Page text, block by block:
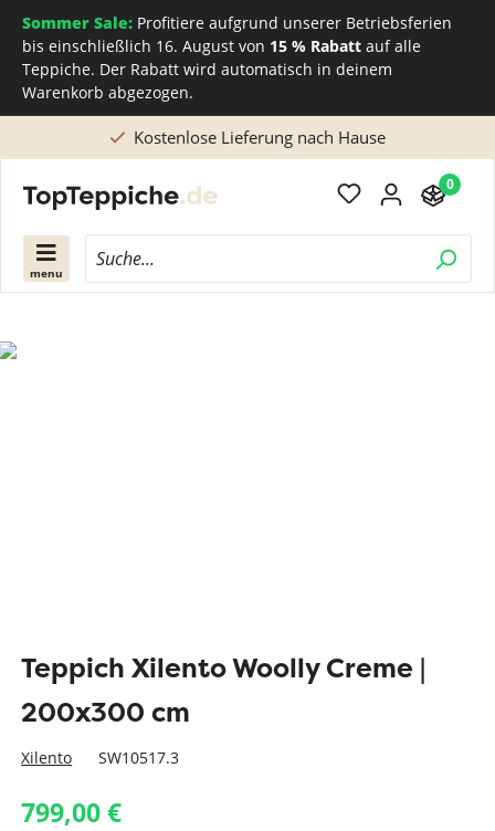
Sommer Sale: Profitiere aufgrund unserer Betriebsferien
bis einschließlich 16. August von 15 % Rabatt auf alle
Teppiche. Der Rabatt wird automatisch in deinem
Warenkorb abgezogen.
Kostenlose Lieferung nach Hause
menu
0
Teppich Xilento Woolly Creme |
200x300 cm
Xilento SW10517.3
799,00 €